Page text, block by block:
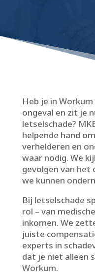
Heb je in
ongeval en zit je
letselschade?
helpende hand
verhelderen en
waar nodig.​ We
gevolgen van het
we kunnen
Bij letselschade
rol – van
inkomen.​ We
juiste
experts in
dat je niet alleen
Workum.​